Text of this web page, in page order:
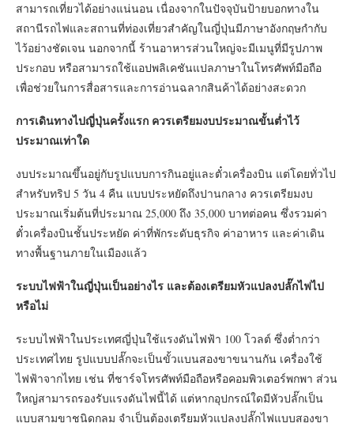
สามารถเที่ยวได้อย่างแน่นอน เนื่องจากในปัจจุบันป้ายบอกทางใน
สถานีรถไฟและสถานที่ท่องเที่ยวสำคัญในญี่ปุ่นมีภาษาอังกฤษกำกับ
ไว้อย่างชัดเจน นอกจากนี้ ร้านอาหารส่วนใหญ่จะมีเมนูที่มีรูปภาพ
ประกอบ หรือสามารถใช้แอปพลิเคชันแปลภาษาในโทรศัพท์มือถือ
เพื่อช่วยในการสื่อสารและการอ่านฉลากสินค้าได้อย่างสะดวก
การเดินทางไปญี่ปุ่นครั้งแรก ควรเตรียมงบประมาณขั้นต่ำไว้
ประมาณเท่าใด
งบประมาณขึ้นอยู่กับรูปแบบการกินอยู่และตั๋วเครื่องบิน แต่โดยทั่วไป
สำหรับทริป 5 วัน 4 คืน แบบประหยัดถึงปานกลาง ควรเตรียมงบ
ประมาณเริ่มต้นที่ประมาณ 25,000 ถึง 35,000 บาทต่อคน ซึ่งรวมค่า
ตั๋วเครื่องบินชั้นประหยัด ค่าที่พักระดับธุรกิจ ค่าอาหาร และค่าเดิน
ทางพื้นฐานภายในเมืองแล้ว
ระบบไฟฟ้าในญี่ปุ่นเป็นอย่างไร และต้องเตรียมหัวแปลงปลั๊กไฟไป
หรือไม่
ระบบไฟฟ้าในประเทศญี่ปุ่นใช้แรงดันไฟฟ้า 100 โวลต์ ซึ่งต่ำกว่า
ประเทศไทย รูปแบบปลั๊กจะเป็นขั้วแบนสองขาขนานกัน เครื่องใช้
ไฟฟ้าจากไทย เช่น ที่ชาร์จโทรศัพท์มือถือหรือคอมพิวเตอร์พกพา ส่วน
ใหญ่สามารถรองรับแรงดันไฟนี้ได้ แต่หากอุปกรณ์ใดมีหัวปลั๊กเป็น
แบบสามขาชนิดกลม จำเป็นต้องเตรียมหัวแปลงปลั๊กไฟแบบสองขา